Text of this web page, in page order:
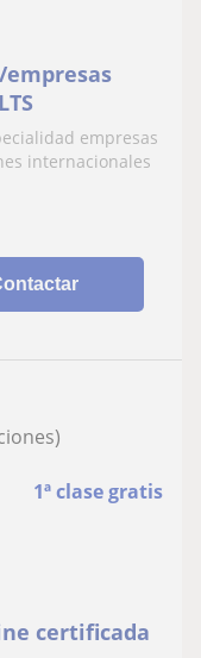
empresas
internacionales
1ª clase gratis
certificada